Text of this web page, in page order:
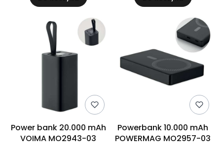
Power bank 20.000 mAh
VOIMA MO2943-03
Powerbank 10.000 mAh
POWERMAG MO2957-03